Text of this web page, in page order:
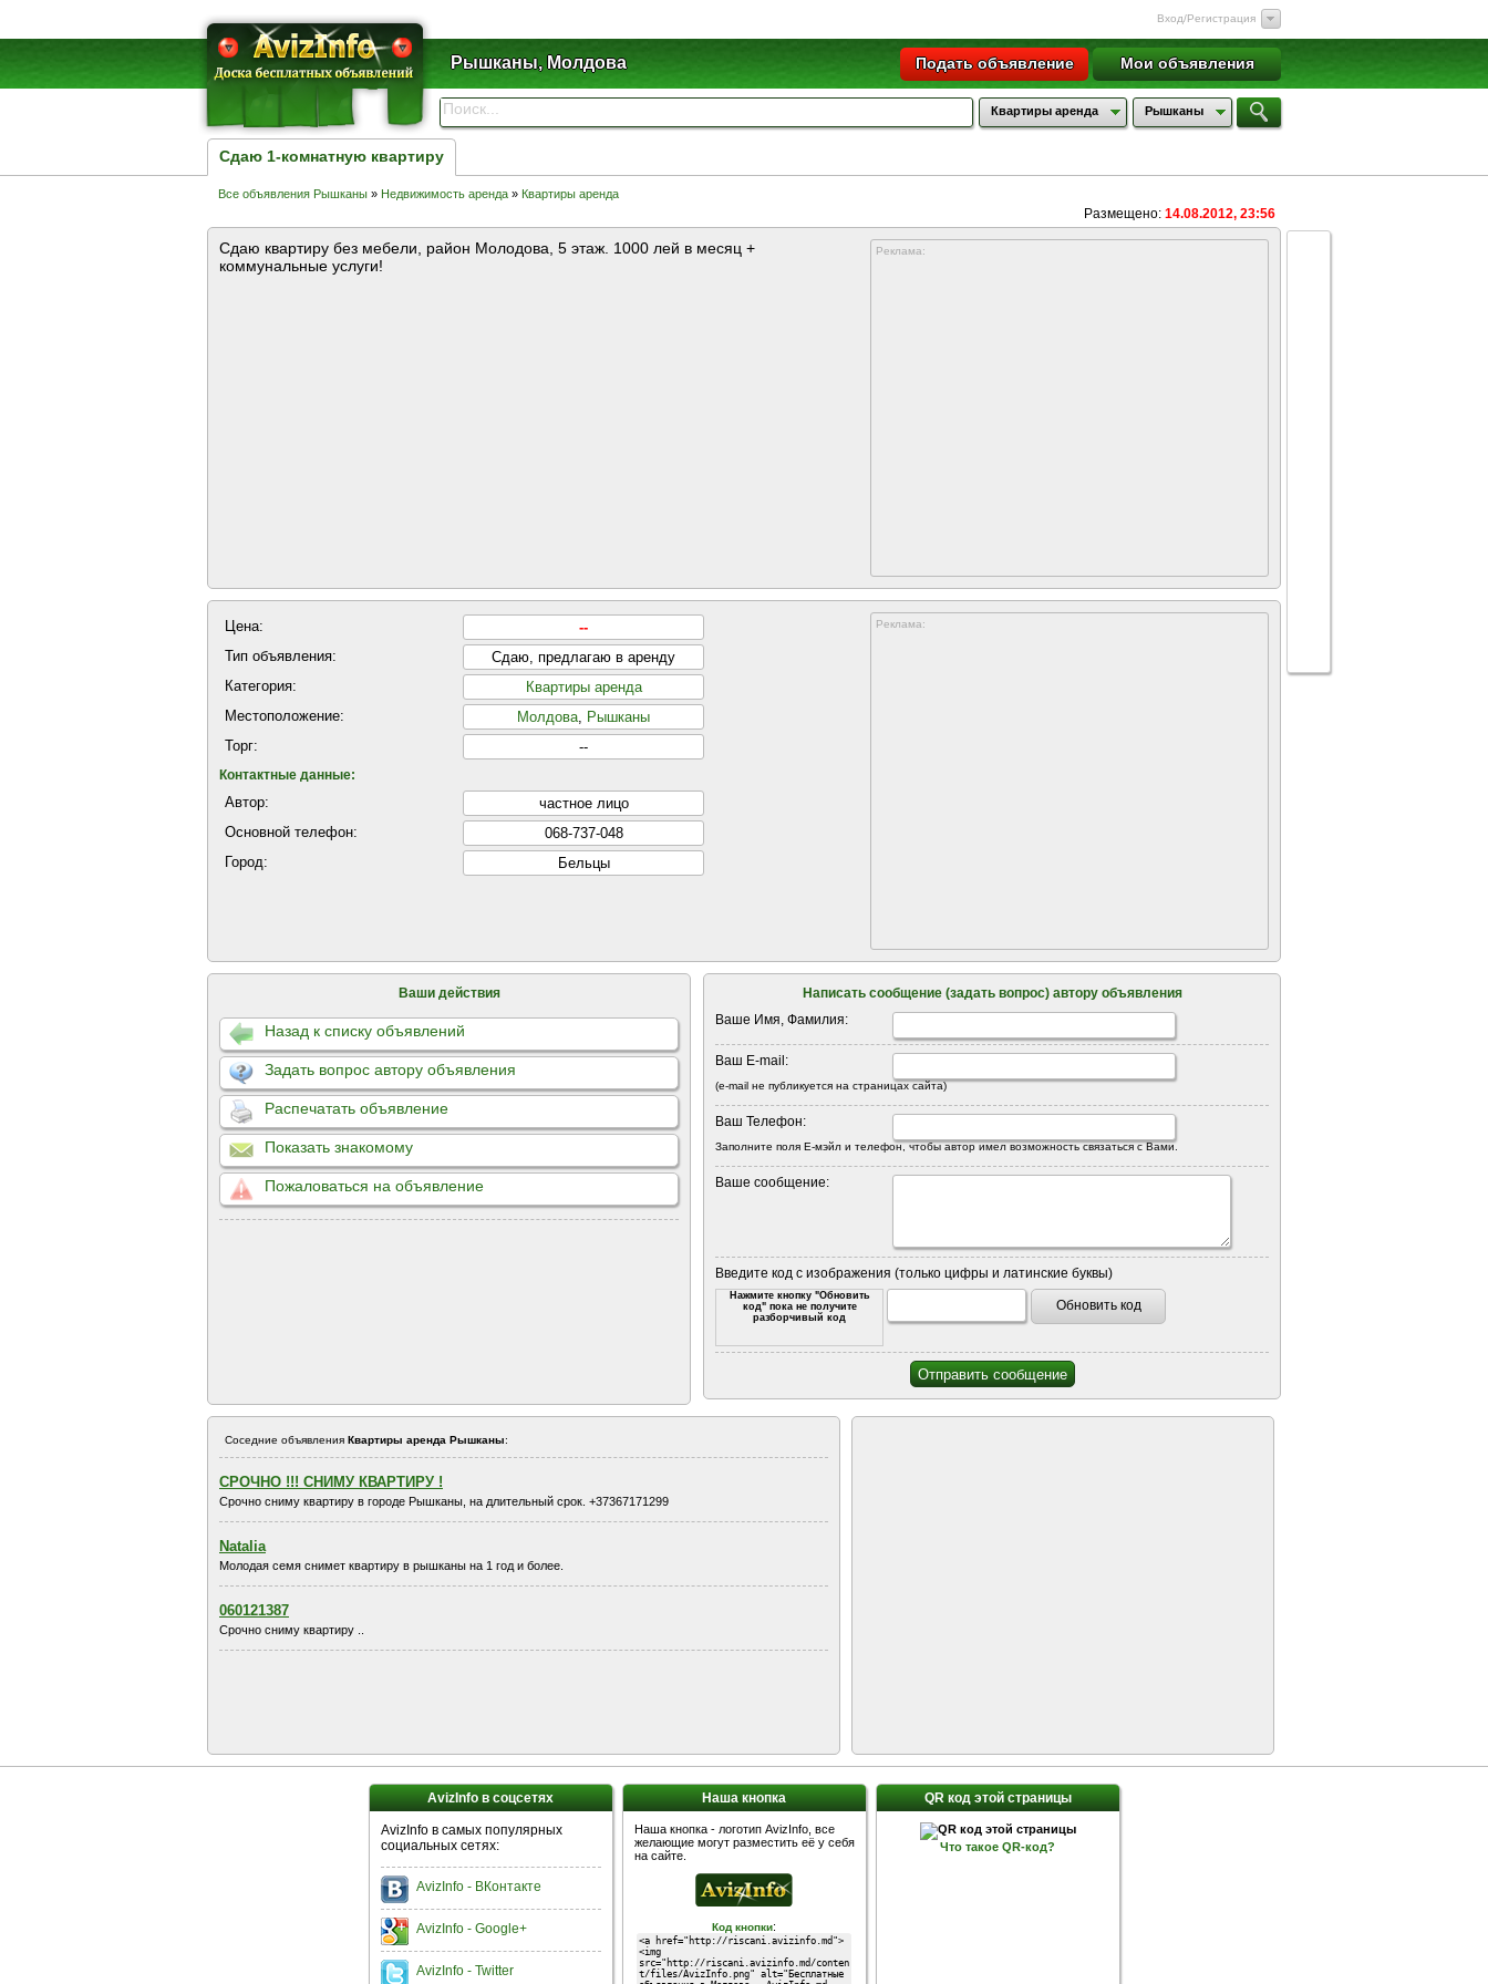
Вход/Регистрация
Рышканы, Молдова Мои объявления
Подать объявление
Квартиры аренда Рышканы
Сдаю 1-комнатную квартиру
Все объявления Рышканы » Недвижимость аренда » Квартиры аренда
Размещено: 14.08.2012, 23:56
Реклама:
Сдаю квартиру без мебели, район Молодова, 5 этаж. 1000 лей в месяц +
коммунальные услуги!
Цена:
--
Тип объявления:
Сдаю, предлагаю в аренду
Категория:
Квартиры аренда
Местоположение:
Молдова, Рышканы
Торг:
--
Контактные данные:
Автор:
частнoе лицo
Основной телефон:
068-737-048
Город:
Бельцы
Реклама:
Ваши действия
Назад к списку объявлений
Задать вопрос автору объявления
Распечатать объявление
Показать знакомому
Пожаловаться на объявление
Написать сообщение (задать вопрос) автору объявления
Ваше Имя, Фамилия:
Ваш E-mail:
(e-mail не публикуется на страницах сайта)
Ваш Телефон:
Заполните поля Е-мэйл и телефон, чтобы автор имел возможность связаться с Вами.
Ваше сообщение:
Введите код с изображения (только цифры и латинские буквы)
Нажмите кнопку "Обновить
код" пока не получите
разборчивый код
Обновить код
Соседние объявления Квартиры аренда Рышканы:
СРОЧНО !!! СНИМУ КВАРТИРУ !
Срочно сниму квартиру в городе Рышканы, на длительный срок. +37367171299
Natalia
Молодая семя снимет квартиру в рышканы на 1 год и более.
060121387
Срочно сниму квартиру ..
AvizInfo в соцсетях
AvizInfo в самых популярных
социальных сетях:
AvizInfo - ВКонтакте
AvizInfo - Google+
AvizInfo - Twitter
Наша кнопка
Наша кнопка - логотип AvizInfo, все
желающие могут разместить её у себя
на сайте.
Код кнопки:
QR код этой страницы
Что такое QR-код?